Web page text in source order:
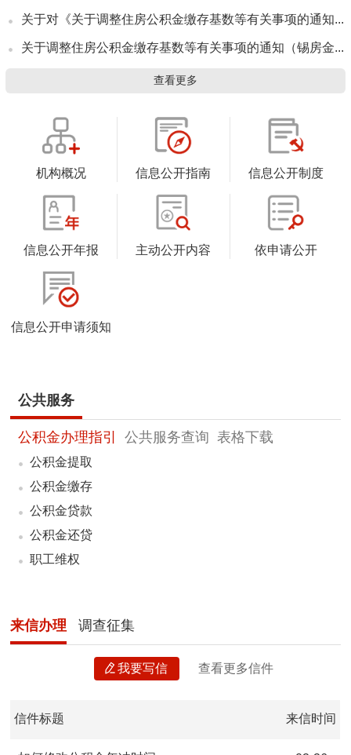
关于对《关于调整住房公积金缴存基数等有关事项的通知...
关于调整住房公积金缴存基数等有关事项的通知（锡房金...
查看更多
机构概况 信息公开指南 信息公开制度
信息公开年报 主动公开内容 依申请公开
信息公开申请须知
公共服务
公积金办理指引 公共服务查询 表格下载
公积金提取
公积金缴存
公积金贷款
公积金还贷
职工维权
来信办理 调查征集
我要写信 查看更多信件
信件标题 来信时间